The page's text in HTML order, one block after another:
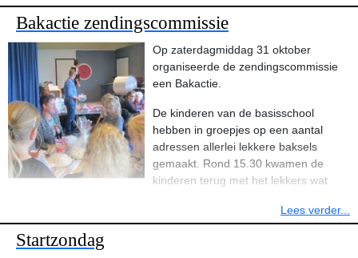
Bakactie zendingscommissie
Op zaterdagmiddag 31 oktober
organiseerde de zendingscommissie
een Bakactie.
De kinderen van de basisschool
hebben in groepjes op een aantal
adressen allerlei lekkere baksels
gemaakt. Rond 15.30 kwamen de
kinderen terug met het lekkers wat
Het varieerde van mooi versierde cakes tot pepernoten. Het zag er
allemaal erg lekker uit.
Lees verder...
Startzondag